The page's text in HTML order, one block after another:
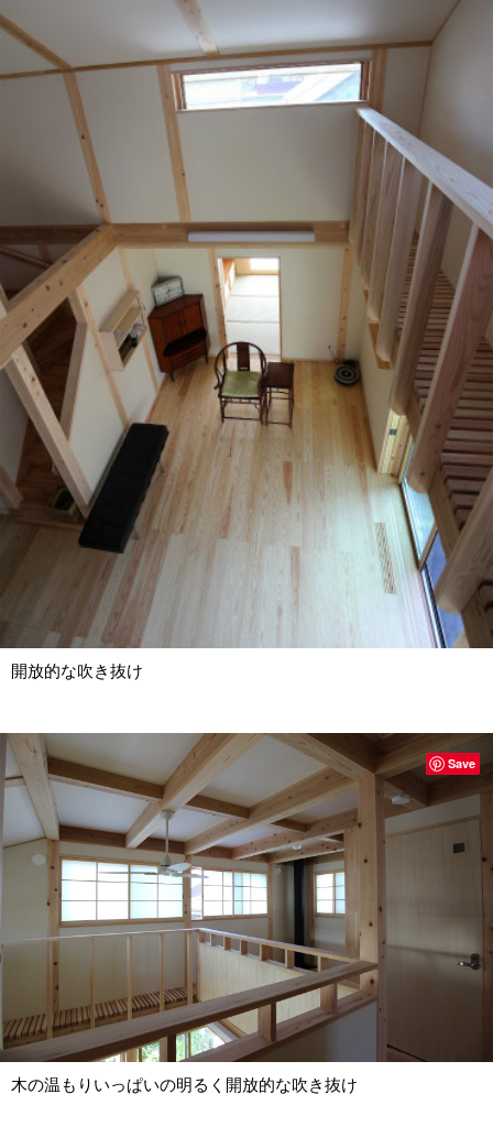
開放的な吹き抜け
木の温もりいっぱいの明るく開放的な吹き抜け
Save